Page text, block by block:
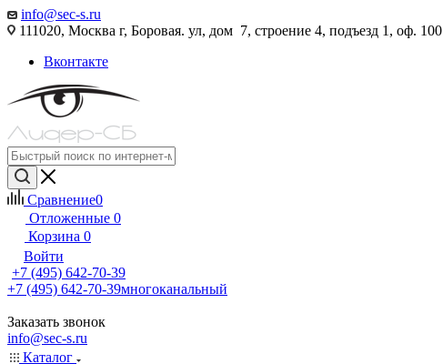
info@sec-s.ru
111020, Москва г, Боровая. ул, дом 7, строение 4, подъезд 1, оф. 100
Вконтакте
Сравнение0
Отложенные 0
Корзина 0
Войти
+7 (495) 642-70-39
+7 (495) 642-70-39многоканальный
Заказать звонок
info@sec-s.ru
Каталог